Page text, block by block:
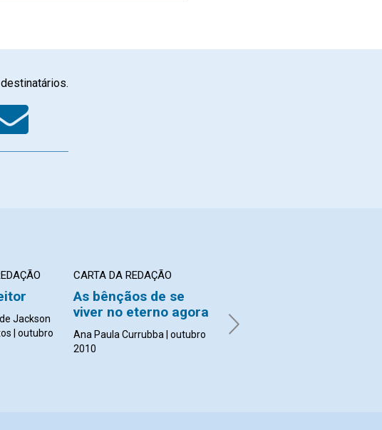
Email
Jackson
| outubro
CARTA DA REDAÇÃO
As bênçãos de se
viver no eterno agora
Ana Paula Currubba | outubro
2010
beleza e santidade
Leide Lessa | outubro 2010